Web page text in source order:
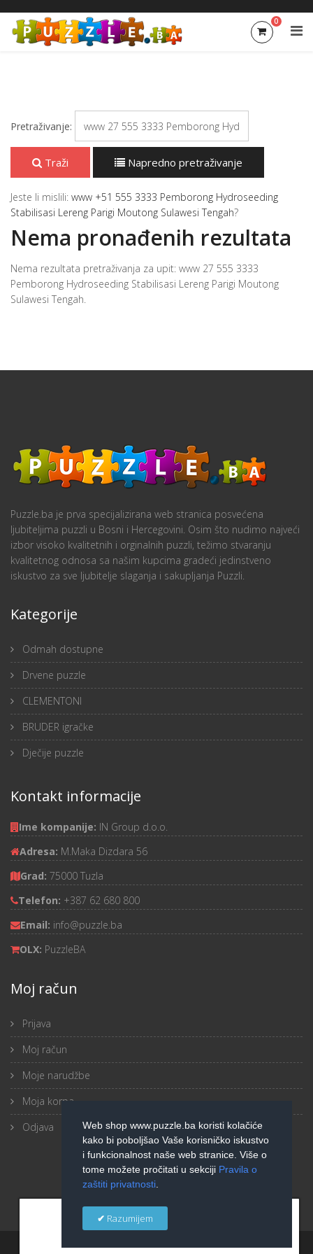
0
Pretraživanje:
Traži Napredno pretraživanje
Jeste li mislili: www +51 555 3333 Pemborong Hydroseeding
Stabilisasi Lereng Parigi Moutong Sulawesi Tengah?
Nema pronađenih rezultata
Nema rezultata pretraživanja za upit: www 27 555 3333
Pemborong Hydroseeding Stabilisasi Lereng Parigi Moutong
Sulawesi Tengah.
Puzzle.ba je prva specijalizirana web stranica posvećena
ljubiteljima puzzli u Bosni i Hercegovini. Osim što nudimo najveći
izbor visoko kvalitetnih i orginalnih puzzli, težimo stvaranju
kvalitetnog odnosa sa našim kupcima gradeći jedinstveno
iskustvo za sve ljubitelje slaganja i sakupljanja Puzzli.
Kategorije
Odmah dostupne
Drvene puzzle
CLEMENTONI
BRUDER igračke
Dječije puzzle
Kontakt informacije
Ime kompanije: IN Group d.o.o.
Adresa: M.Maka Dizdara 56
Grad: 75000 Tuzla
Telefon: +387 62 680 800
Email: info@puzzle.ba
OLX: PuzzleBA
Moj račun
Prijava
Moj račun
Moje narudžbe
Moja korpa
Odjava
Web shop www.puzzle.ba koristi kolačiće
kako bi poboljšao Vaše korisničko iskustvo
i funkcionalnost naše web stranice. Više o
tome možete pročitati u sekciji Pravila o
zaštiti privatnosti.
Razumijem